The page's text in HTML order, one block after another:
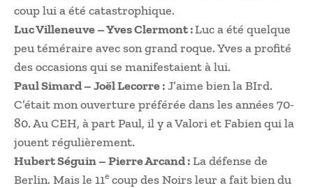
coup lui a été catastrophique.
Luc Villeneuve – Yves Clermont :Luc a été quelque
peu téméraire avec son grand roque. Yves a profité
des occasions qui se manifestaient à lui.
Paul Simard – Joël Lecorre :J’aime bien la BIrd.
C’était mon ouverture préférée dans les années 70-
80. Au CEH, à part Paul, il y a Valori et Fabien qui la
jouent régulièrement.
Hubert Séguin – Pierre Arcand :La défense de
Berlin. Mais le 11e coup des Noirs leur a fait bien du